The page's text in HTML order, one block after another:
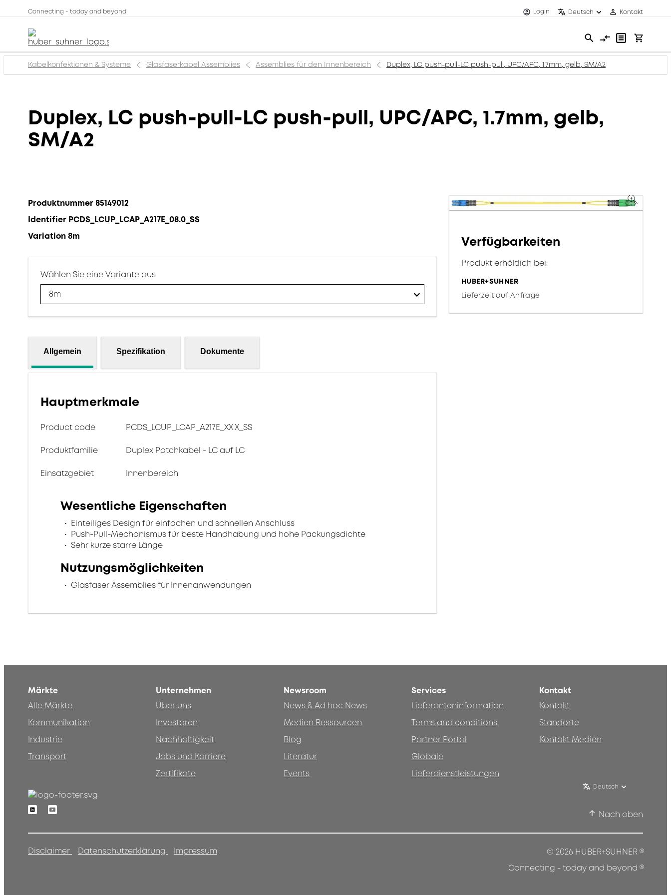
Connecting - today and beyond Login Deutsch Kontakt
Kabelkonfektionen & Systeme Glasfaserkabel Assemblies Assemblies für den Innenbereich Duplex, LC push-pull-LC push-pull, UPC/APC, 1.7mm, gelb, SM/A2
Duplex, LC push-pull-LC push-pull, UPC/APC, 1.7mm, gelb,
SM/A2
Produktnummer 85149012
Identifier PCDS_LCUP_LCAP_A217E_08.0_SS
Variation 8m
Wählen Sie eine Variante aus
8m
Allgemein Spezifikation Dokumente
Hauptmerkmale
Product code PCDS_LCUP_LCAP_A217E_XX.X_SS
Produktfamilie Duplex Patchkabel - LC auf LC
Einsatzgebiet Innenbereich
Wesentliche Eigenschaften
Einteiliges Design für einfachen und schnellen Anschluss
Push-Pull-Mechanismus für beste Handhabung und hohe Packungsdichte
Sehr kurze starre Länge
Nutzungsmöglichkeiten
Glasfaser Assemblies für Innenanwendungen
Verfügbarkeiten
Produkt erhältlich bei:
HUBER+SUHNER
Lieferzeit auf Anfrage
Märkte
Alle Märkte
Kommunikation
Industrie
Transport
Unternehmen
Über uns
Investoren
Nachhaltigkeit
Jobs und Karriere
Zertifikate
Newsroom
News & Ad hoc News
Medien Ressourcen
Blog
Literatur
Events
Services
Lieferanteninformation
Terms and conditions
Partner Portal
Globale
Lieferdienstleistungen
Kontakt
Kontakt
Standorte
Kontakt Medien
Deutsch
LinkedinYoutube
Nach oben
Disclaimer Datenschutzerklärung Impressum © 2026 HUBER+SUHNER®
Connecting - today and beyond ®